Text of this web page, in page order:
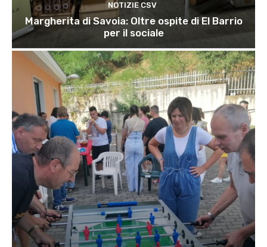
NOTIZIE CSV
Margherita di Savoia: Oltre ospite di El Barrio
per il sociale